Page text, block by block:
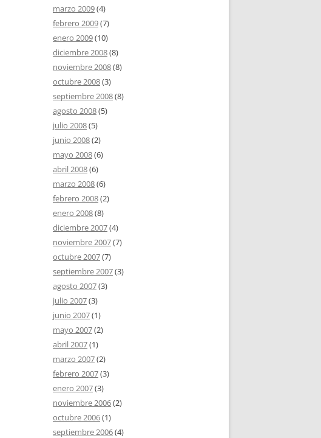
marzo 2009(4)
febrero 2009(7)
enero 2009(10)
diciembre 2008(8)
noviembre 2008(8)
octubre 2008(3)
septiembre 2008(8)
agosto 2008(5)
julio 2008(5)
junio 2008(2)
mayo 2008(6)
abril 2008(6)
marzo 2008(6)
febrero 2008(2)
enero 2008(8)
diciembre 2007(4)
noviembre 2007(7)
octubre 2007(7)
septiembre 2007(3)
agosto 2007(3)
julio 2007(3)
junio 2007(1)
mayo 2007(2)
abril 2007(1)
marzo 2007(2)
febrero 2007(3)
enero 2007(3)
noviembre 2006(2)
octubre 2006(1)
septiembre 2006(4)